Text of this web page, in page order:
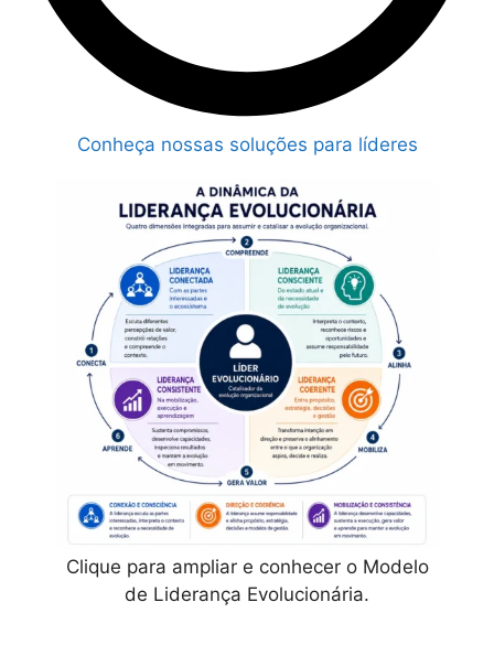
Conheça nossas soluções para líderes
Clique para ampliar e conhecer o Modelo
de Liderança Evolucionária.